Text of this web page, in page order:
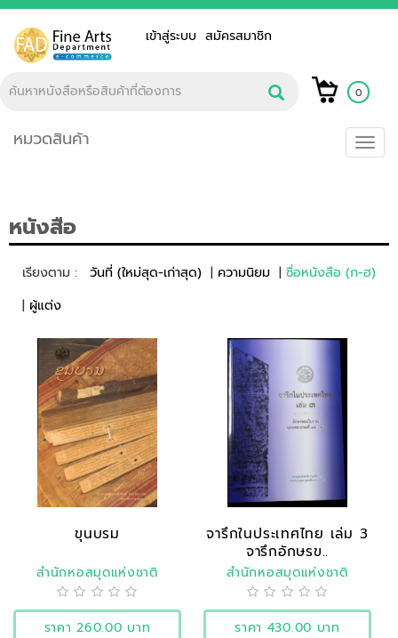
เข้าสู่ระบบสมัครสมาชิก
0
หมวดสินค้า
หนังสือ
เรียงตาม : วันที่ (ใหม่สุด-เก่าสุด) ความนิยม
ชื่อหนังสือ (ก-ฮ)
ผู้แต่ง
ขุนบรม
สำนักหอสมุดแห่งชาติ
ราคา 260.00 บาท
จารึกในประเทศไทย เล่ม 3
จารึกอักษรข..
สำนักหอสมุดแห่งชาติ
ราคา 430.00 บาท